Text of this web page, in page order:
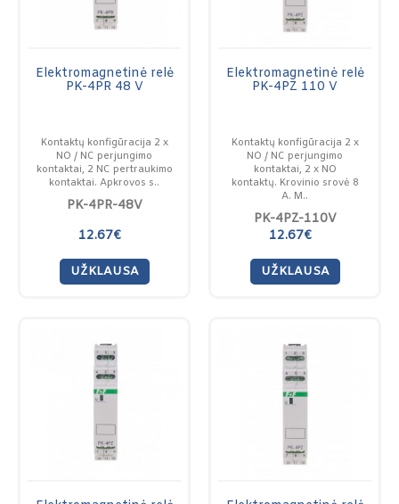
Elektromagnetinė relė
PK-4PR 48 V
Kontaktų konfigūracija 2 x
NO / NC perjungimo
kontaktai, 2 NC pertraukimo
kontaktai. Apkrovos s..
PK-4PR-48V
12.67€
UŽKLAUSA
Elektromagnetinė relė
PK-4PZ 110 V
Kontaktų konfigūracija 2 x
NO / NC perjungimo
kontaktai, 2 x NO
kontaktų. Krovinio srovė 8
A. M..
PK-4PZ-110V
12.67€
UŽKLAUSA